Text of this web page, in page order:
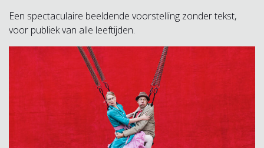
Een spectaculaire beeldende voorstelling zonder tekst,
voor publiek van alle leeftijden.